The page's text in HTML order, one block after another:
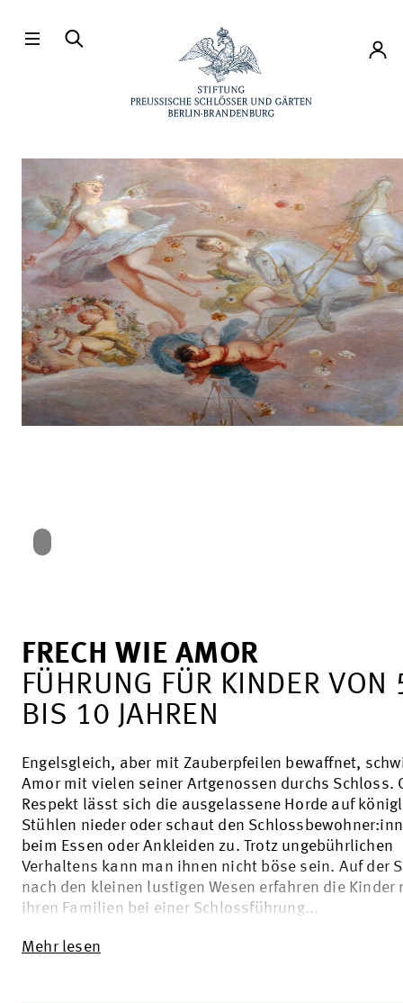
Konto
FRECH WIE AMOR
FÜHRUNG FÜR KINDER VON
BIS 10 JAHREN
Engelsgleich, aber mit Zauberpfeilen bewaffnet,
Amor mit vielen seiner Artgenossen durchs Schloss.
Respekt lässt sich die ausgelassene Horde auf
Stühlen nieder oder schaut den
beim Essen oder Ankleiden zu. Trotz ungebührlichen
Verhaltens kann man ihnen nicht böse sein. Auf der
nach den kleinen lustigen Wesen erfahren die Kinder
ihren Familien bei einer Schlossführung...
Mehr lesen